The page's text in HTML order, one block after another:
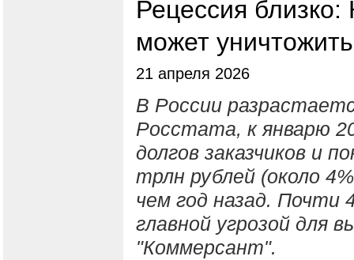
Рецессия близко:
может
21 апреля 2026
В России
Росстата, к январю
долгов заказчиков и
трлн рублей (около
чем год назад. Почти
главной угрозой для
"Коммерсант".